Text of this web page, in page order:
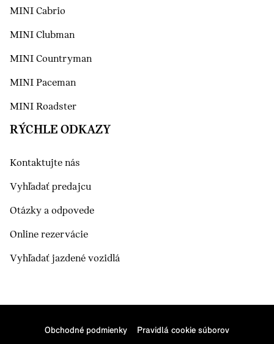
MINI Cabrio
MINI Clubman
MINI Countryman
MINI Paceman
MINI Roadster
RÝCHLE ODKAZY
Kontaktujte nás
Vyhľadať predajcu
Otázky a odpovede
Online rezervácie
Vyhľadať jazdené vozidlá
Obchodné podmienky Pravidlá cookie súborov